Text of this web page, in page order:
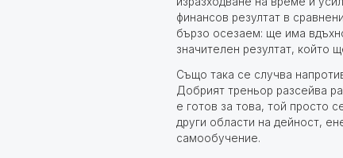
финансов резултат в
бързо осезаем: ще има
значителен резултат, който
Също така се случва
Добрият треньор разсейва
е готов за това, той просто
други области на дейност,
самообучение.